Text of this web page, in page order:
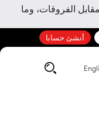
الفروقات، وما
أنشئ حسابا